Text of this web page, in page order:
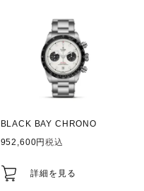
BLACK BAY CHRONO
952,600
税込
詳細を見る